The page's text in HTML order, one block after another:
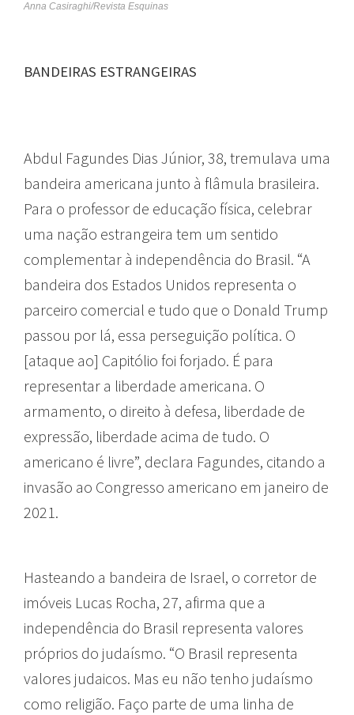
Anna Casiraghi/Revista Esquinas
BANDEIRAS ESTRANGEIRAS
Abdul Fagundes Dias Júnior, 38, tremulava uma
bandeira americana junto à flâmula brasileira.
Para o professor de educação física, celebrar
uma nação estrangeira tem um sentido
complementar à independência do Brasil. “A
bandeira dos Estados Unidos representa o
parceiro comercial e tudo que o Donald Trump
passou por lá, essa perseguição política. O
[ataque ao] Capitólio foi forjado. É para
representar a liberdade americana. O
armamento, o direito à defesa, liberdade de
expressão, liberdade acima de tudo. O
americano é livre”, declara Fagundes, citando a
invasão ao Congresso americano em janeiro de
2021.
Hasteando a bandeira de Israel, o corretor de
imóveis Lucas Rocha, 27, afirma que a
independência do Brasil representa valores
próprios do judaísmo. “O Brasil representa
valores judaicos. Mas eu não tenho judaísmo
como religião. Faço parte de uma linha de